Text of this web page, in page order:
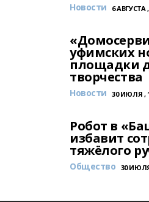
Новости 6 АВГУСТА ,
уфимских
площадки
творчества
Новости 30 ИЮЛЯ ,
Робот в
избавит
тяжёлого
Общество 30 ИЮЛЯ